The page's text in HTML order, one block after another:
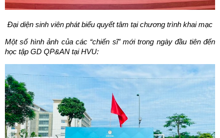
Đại diện sinh viên phát biểu quyết tâm tại chương trình khai mạc
Một số hình ảnh của các “chiến sĩ” mới trong ngày đầu tiên đến
học tập GD QP&AN tại HVU: